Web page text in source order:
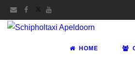
HOME